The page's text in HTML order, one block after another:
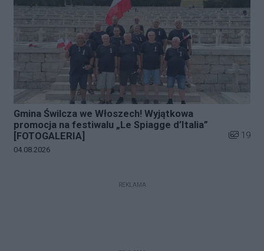
Gmina Świlcza we Włoszech! Wyjątkowa
promocja na festiwalu „Le Spiagge d’Italia”
[FOTOGALERIA]
Liczba
19
Data dodania galerii:
04.08.2026
REKLAMA